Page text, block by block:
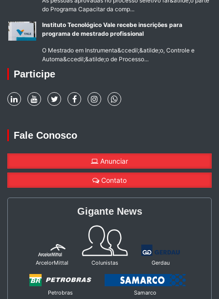
do Programa Capacitar da comp...
Instituto Tecnológico Vale recebe inscrições para
programa de mestrado profissional
O Mestrado em Instrumenta&ccedil;&atilde;o, Controle e
Automa&ccedil;&atilde;o de Processo...
Participe
Fale Conosco
Anunciar
Contato
Gigante News
ArcelorMittal Colunistas Gerdau
Petrobras Samarco